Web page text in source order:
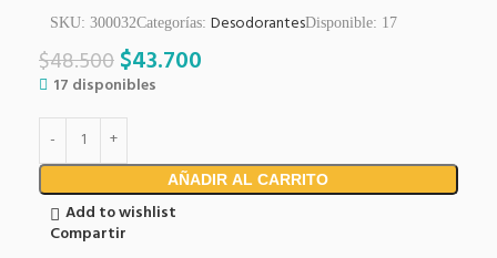
SKU: 300032Categorías: DesodorantesDisponible: 17
$48.500$43.700
17 disponibles
AÑADIR AL CARRITO
Add to wishlist
Compartir